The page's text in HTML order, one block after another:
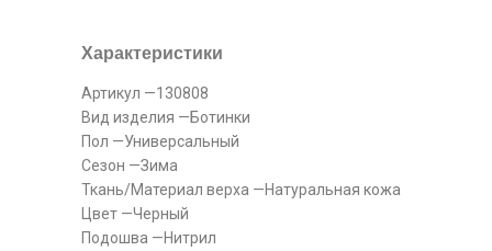
Характеристики
Артикул —130808
Вид изделия —Ботинки
Пол —Универсальный
Сезон —Зима
Ткань/Материал верха —Натуральная кожа
Цвет —Черный
Подошва —Нитрил